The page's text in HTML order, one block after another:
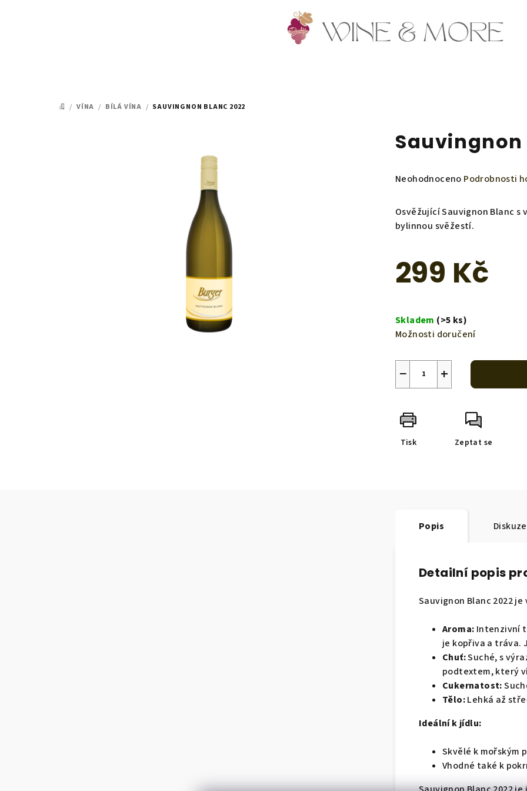
DOMŮ
/ VÍNA / BÍLÁ VÍNA / SAUVINGNON BLANC 2022
Sauvingnon
Průměrné
produktu
je
0,0
5
hvězdiček.
Neohodnoceno Podrobnosti
Osvěžující Sauvignon Blanc
bylinnou svěžestí.
299 Kč
cena:
Skladem (>5 ks)
Možnosti doručení
+
−
Tisk Zeptat se
Popis Diskuze
Detailní popis
Sauvignon Blanc 2022
Aroma: Intenzivní
je kopřiva a tráva.
Chuť:Suché, s
podtextem, který
Cukernatost:
Tělo:Lehká až
Ideální k jídlu:
Skvělé k mořským
Vhodné také k